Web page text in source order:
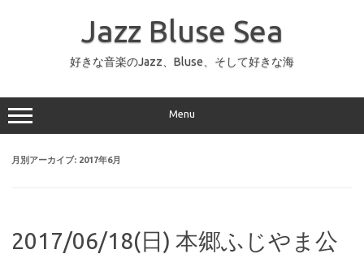
ッ
プ
Jazz Bluse Sea
好きな音楽のJazz、Bluse、そして好きな海
Menu
月別アーカイブ: 2017年6月
2017/06/18(日) 本郷ふじやま公